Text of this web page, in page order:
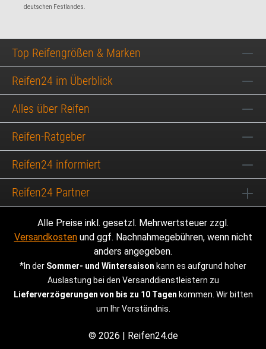
deutschen Festlandes.
Top Reifengrößen & Marken
Reifen24 im Überblick
Alles über Reifen
Reifen-Ratgeber
Reifen24 informiert
Reifen24 Partner
Alle Preise inkl. gesetzl. Mehrwertsteuer zzgl.
Versandkostenund ggf. Nachnahmegebühren, wenn nicht
anders angegeben.
*In der Sommer- und Wintersaison kann es aufgrund hoher
Auslastung bei den Versanddienstleistern zu
Lieferverzögerungen von bis zu 10 Tagen kommen. Wir bitten
um Ihr Verständnis.
© 2026 | Reifen24.de